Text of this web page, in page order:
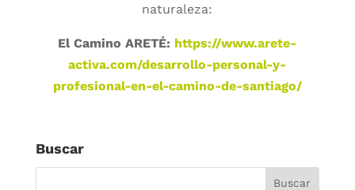
naturaleza:
El Camino ARETÉ: https://www.arete-
activa.com/desarrollo-personal-y-
profesional-en-el-camino-de-santiago/
Buscar